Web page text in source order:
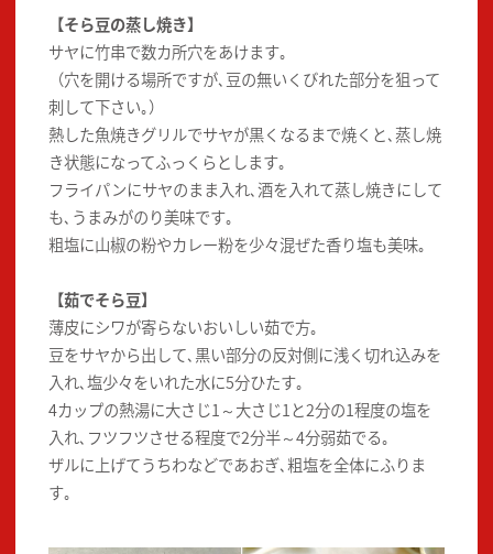
【そら豆の蒸し焼き】
サヤに竹串で数カ所穴をあけます｡
（穴を開ける場所ですが､豆の無いくびれた部分を狙って
刺して下さい｡）
熱した魚焼きグリルでサヤが黒くなるまで焼くと､蒸し焼
き状態になってふっくらとします｡
フライパンにサヤのまま入れ､酒を入れて蒸し焼きにして
も､うまみがのり美味です｡
粗塩に山椒の粉やカレー粉を少々混ぜた香り塩も美味｡
【茹でそら豆】
薄皮にシワが寄らないおいしい茹で方｡
豆をサヤから出して､黒い部分の反対側に浅く切れ込みを
入れ､塩少々をいれた水に5分ひたす｡
4カップの熱湯に大さじ1～大さじ1と2分の1程度の塩を
入れ､フツフツさせる程度で2分半～4分弱茹でる｡
ザルに上げてうちわなどであおぎ､粗塩を全体にふりま
す｡